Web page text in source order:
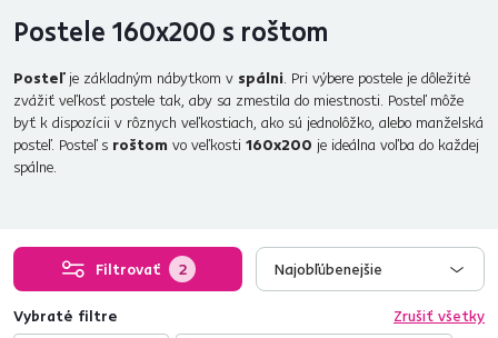
Postele 160x200 s roštom
Posteľ je základným nábytkom v spálni. Pri výbere postele je dôležité
zvážiť veľkosť postele tak, aby sa zmestila do miestnosti. Posteľ môže
byť k dispozícii v rôznych veľkostiach, ako sú jednolôžko, alebo manželská
posteľ. Posteľ s roštom vo veľkosti 160x200 je ideálna voľba do každej
spálne.
Filtrovať 2 Najobľúbenejšie
Vybraté filtre
Zrušiť všetky